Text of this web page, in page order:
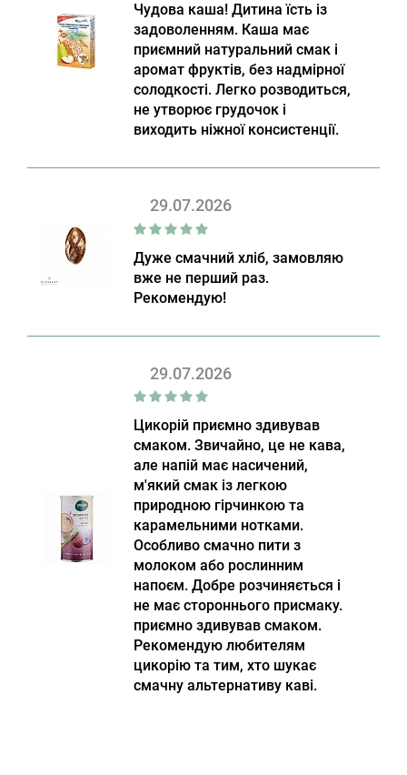
Чудова каша! Дитина їсть із
задоволенням. Каша має
приємний натуральний смак і
аромат фруктів, без надмірної
солодкості. Легко розводиться,
не утворює грудочок і
виходить ніжної консистенції.
29.07.2026
Дуже смачний хліб, замовляю
вже не перший раз.
Рекомендую!
29.07.2026
Цикорій приємно здивував
смаком. Звичайно, це не кава,
але напій має насичений,
м'який смак із легкою
природною гірчинкою та
карамельними нотками.
Особливо смачно пити з
молоком або рослинним
напоєм. Добре розчиняється і
не має стороннього присмаку.
приємно здивував смаком.
Рекомендую любителям
цикорію та тим, хто шукає
смачну альтернативу каві.